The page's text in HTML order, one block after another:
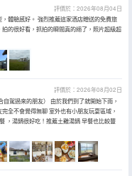
評價於：2026年08月04日
體驗感好。 強烈推薦這家酒店贈送的免費旅
的很好看，抓拍的瞬間真的絕了，照片超級超
評價於：2026年08月02日
駕過來的朋友） 由於我們到了就開始下雨，
全不會覺得無聊 室外也有小朋友玩耍區域，
，湯鍋很好吃！推薦土雞湯鍋 早餐也比較豐